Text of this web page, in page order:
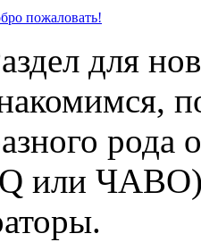
пожаловать!
для
рода
или